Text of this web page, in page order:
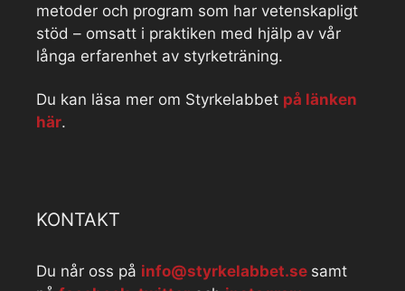
metoder och program som har vetenskapligt
stöd – omsatt i praktiken med hjälp av vår
långa erfarenhet av styrketräning.
Du kan läsa mer om Styrkelabbet på länken
här.
KONTAKT
Du når oss på info@styrkelabbet.se samt